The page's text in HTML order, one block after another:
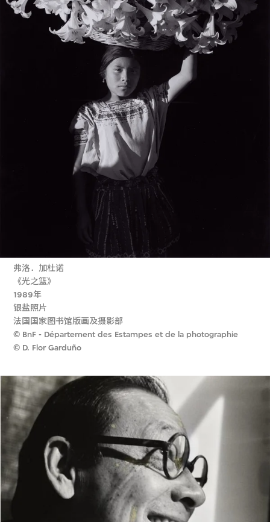
弗洛．加杜诺
《光之篮》
1989年
银盐照片
法国国家图书馆版画及摄影部
© BnF - Département des Estampes et de la photographie
© D. Flor Garduño